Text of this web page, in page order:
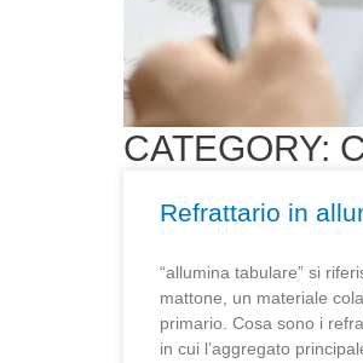
CATEGORY:
Refrattario in
“allumina tabulare” si
mattone, un materiale
primario. Cosa sono i
in cui l’aggregato